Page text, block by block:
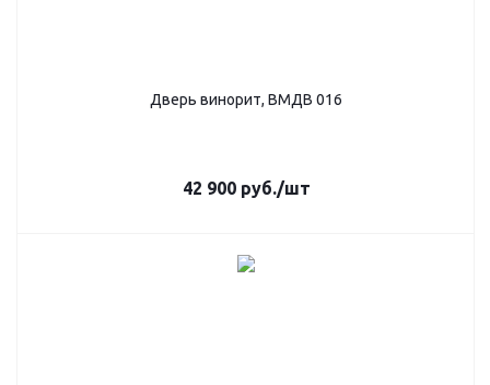
Дверь винорит, ВМДВ 016
42 900руб./шт